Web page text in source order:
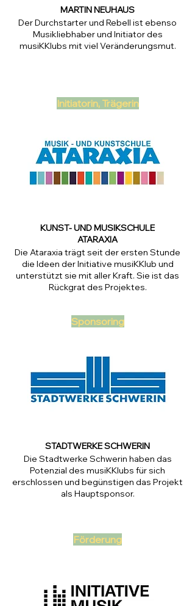
Der Durchstarter und Rebell ist ebenso
Musikliebhaber und Initiator des
musiKKlubs mit viel Veränderungsmut.
MARTIN NEUHAUS
Die Ataraxia trägt seit der ersten Stunde
die Ideen der Initiative musiKKlub und
unterstützt sie mit aller Kraft. Sie ist das
Rückgrat des Projektes.
KUNST- UND MUSIKSCHULE
ATARAXIA
Initiatorin, Trägerin
Die Stadtwerke Schwerin haben das
Potenzial des musiKKlubs für sich
erschlossen und begünstigen das Projekt
als Hauptsponsor.
STADTWERKE SCHWERIN
Sponsoring
Förderung